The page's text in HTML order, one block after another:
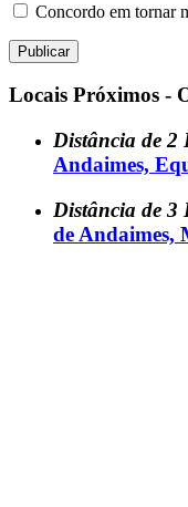
Concordo em tornar
Locais Próximos -
Distância de 2
Andaimes,
Distância de 3
de Andaimes,